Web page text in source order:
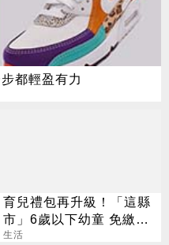
都輕盈有力
育兒禮包再升級！「這縣
市」6歲以下幼童 免繳健
保費
生活